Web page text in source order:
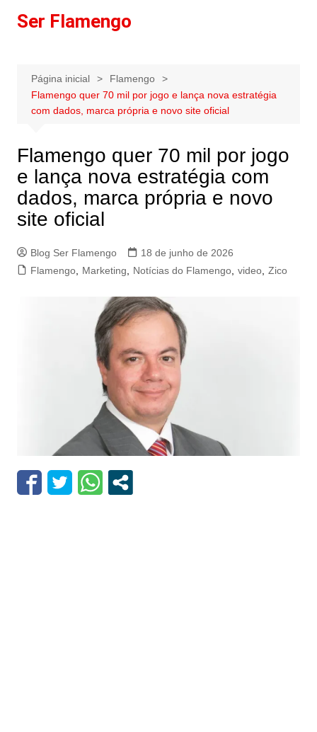
paraSer Flamengo
Página inicial
Flamengo
Flamengo quer 70 mil por jogo e lança nova estratégia
com dados, marca própria e novo site oficial
Flamengo quer 70 mil por jogo
e lança nova estratégia com
dados, marca própria e novo
site oficial
Blog Ser Flamengo
18 de junho de 2026
Flamengo, Marketing Notícias do Flamengo, video, Zico